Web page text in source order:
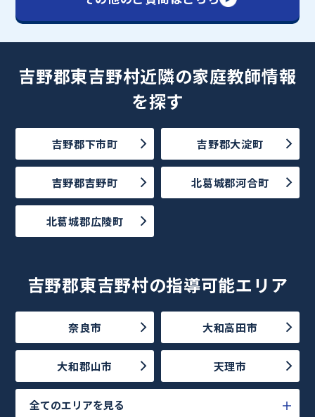
吉野郡東吉野村近隣の家庭教師情報
を探す
吉野郡下市町 吉野郡大淀町
吉野郡吉野町 北葛城郡河合町
北葛城郡広陵町
吉野郡東吉野村の指導可能エリア
奈良市 大和高田市
大和郡山市 天理市
全てのエリアを見る